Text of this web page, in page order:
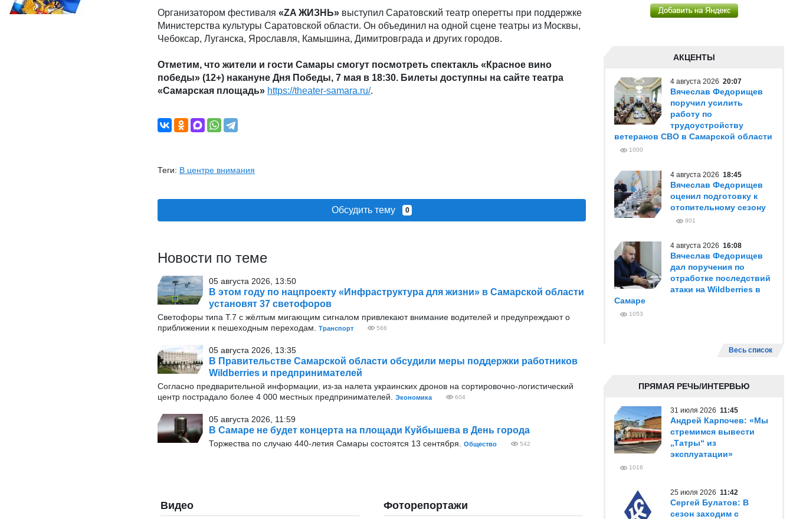
Организатором фестиваля «ZA ЖИЗНЬ» выступил Саратовский театр оперетты при поддержке
Министерства культуры Саратовской области. Он объединил на одной сцене театры из Москвы,
Чебоксар, Луганска, Ярославля, Камышина, Димитровграда и других городов.
Отметим, что жители и гости Самары смогут посмотреть спектакль «Красное вино
победы» (12+) накануне Дня Победы, 7 мая в 18:30. Билеты доступны на сайте театра
«Самарская площадь» https://theater-samara.ru/.
Теги: В центре внимания
Обсудить тему 0
Новости по теме
05 августа 2026, 13:50
В этом году по нацпроекту «Инфраструктура для жизни» в Самарской области
установят 37 светофоров
Светофоры типа Т.7 с жёлтым мигающим сигналом привлекают внимание водителей и предупреждают о
приближении к пешеходным переходам.
Транспорт 566
05 августа 2026, 13:35
В Правительстве Самарской области обсудили меры поддержки работников
Wildberries и предпринимателей
Согласно предварительной информации, из-за налета украинских дронов на сортировочно-логистический
центр пострадало более 4 000 местных предпринимателей.
Экономика 604
05 августа 2026, 11:59
В Самаре не будет концерта на площади Куйбышева в День города
Торжества по случаю 440-летия Самары состоятся 13 сентября. Общество 542
Видео Фоторепортажи
АКЦЕНТЫ
4 августа 2026 20:07
Вячеслав Федорищев
поручил усилить
работу по
трудоустройству
ветеранов СВО в Самарской области
1000
4 августа 2026 18:45
Вячеслав Федорищев
оценил подготовку к
отопительному сезону
901
4 августа 2026 16:08
Вячеслав Федорищев
дал поручения по
отработке последствий
атаки на Wildberries в
Самаре
1053
Весь список
ПРЯМАЯ РЕЧЬ/ИНТЕРВЬЮ
31 июля 2026 11:45
Андрей Карпочев: «Мы
стремимся вывести
„Татры“ из
эксплуатации»
1016
25 июля 2026 11:42
Сергей Булатов: В
сезон заходим с